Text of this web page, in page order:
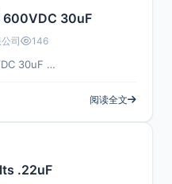
600VDC 30uF
司 146
30uF …
阅读全文
.22uF